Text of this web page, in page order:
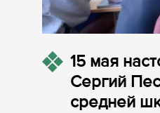
15 мая
Сергий
средней